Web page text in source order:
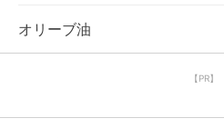
オリーブ油
【PR】